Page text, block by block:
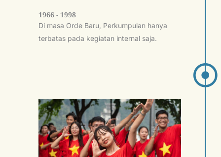
1966 - 1998
Di masa Orde Baru, Perkumpulan hanya
terbatas pada kegiatan internal saja.